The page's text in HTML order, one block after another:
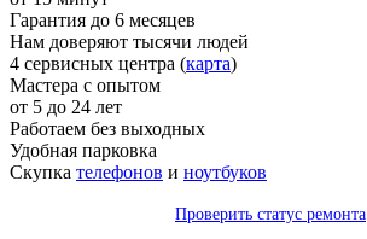
Гарантия до 6 месяцев
Нам доверяют тысячи людей
4 сервисных центра (карта)
Мастера с опытом
от 5 до 24 лет
Работаем без выходных
Удобная парковка
Скупка телефонов и ноутбуков
Проверить статус ремонта